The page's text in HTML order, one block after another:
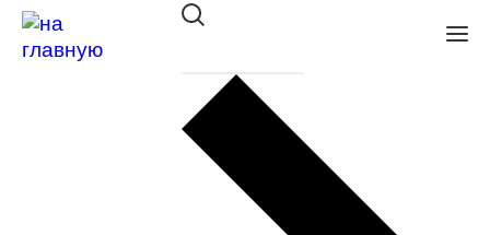
Оправа DACKOR мет. 088 blue
в наличии (Больше 5 шт.) *наличие
товара в конкретном салоне